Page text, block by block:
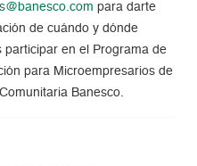
para darte
de cuándo y dónde
participar en el Programa de
para Microempresarios de
Banesco.